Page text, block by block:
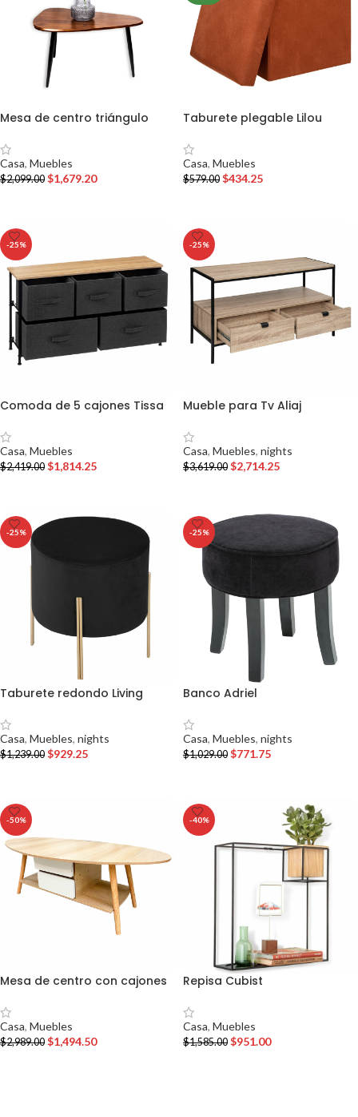
Mesa de centro triángulo
Casa, Muebles
$2,099.00 $1,679.20
Taburete plegable Lilou
Casa, Muebles
$579.00 $434.25
-25%
Comoda de 5 cajones Tissa
Casa, Muebles
$2,419.00 $1,814.25
-25%
Mueble para Tv Aliaj
Casa, Muebles, nights
$3,619.00 $2,714.25
-25%
Taburete redondo Living
Casa, Muebles, nights
$1,239.00 $929.25
-25%
Banco Adriel
Casa, Muebles, nights
$1,029.00 $771.75
-50%
Mesa de centro con cajones
Casa, Muebles
$2,989.00 $1,494.50
-40%
Repisa Cubist
Casa, Muebles
$1,585.00 $951.00